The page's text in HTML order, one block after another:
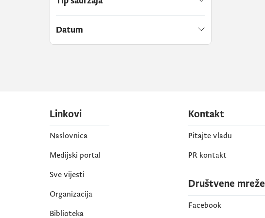
Datum
Linkovi
Naslovnica
Medijski portal
Sve vijesti
Organizacija
Biblioteka
Kontakt
Pitajte vladu
PR kontakt
Društvene mreže
Facebook